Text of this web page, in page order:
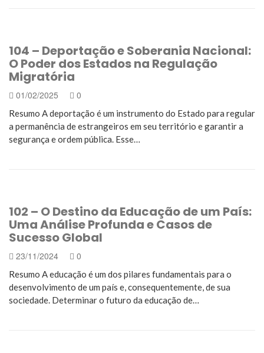
104 – Deportação e Soberania Nacional:
O Poder dos Estados na Regulação
Migratória
01/02/2025 0
Resumo A deportação é um instrumento do Estado para regular
a permanência de estrangeiros em seu território e garantir a
segurança e ordem pública. Esse…
102 – O Destino da Educação de um País:
Uma Análise Profunda e Casos de
Sucesso Global
23/11/2024 0
Resumo A educação é um dos pilares fundamentais para o
desenvolvimento de um país e, consequentemente, de sua
sociedade. Determinar o futuro da educação de…